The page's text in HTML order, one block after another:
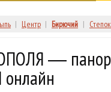
| Центр | Бирючий | Степок
―